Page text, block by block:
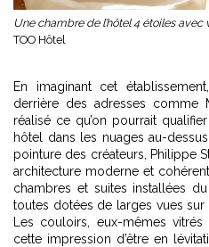
Une chambre de l’hôtel 4 étoiles
TOO Hôtel
En imaginant cet
derrière des adresses comme
réalisé ce qu’on pourrait
hôtel dans les nuages au-
pointure des créateurs, Philippe
architecture moderne et
chambres et suites installées
toutes dotées de larges vues sur
Les couloirs, eux-mêmes
cette impression d’être en